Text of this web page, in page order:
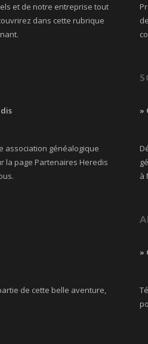
et de notre entreprise tout
dans cette rubrique
association généalogique
la page Partenaires Heredis
de cette belle aventure,
»
à
»